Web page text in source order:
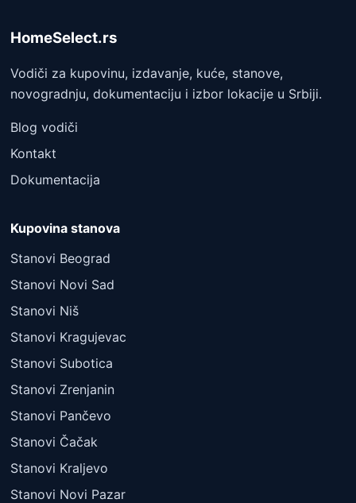
HomeSelect.rs
Vodiči za kupovinu, izdavanje, kuće, stanove,
novogradnju, dokumentaciju i izbor lokacije u Srbiji.
Blog vodiči
Kontakt
Dokumentacija
Kupovina stanova
Stanovi Beograd
Stanovi Novi Sad
Stanovi Niš
Stanovi Kragujevac
Stanovi Subotica
Stanovi Zrenjanin
Stanovi Pančevo
Stanovi Čačak
Stanovi Kraljevo
Stanovi Novi Pazar